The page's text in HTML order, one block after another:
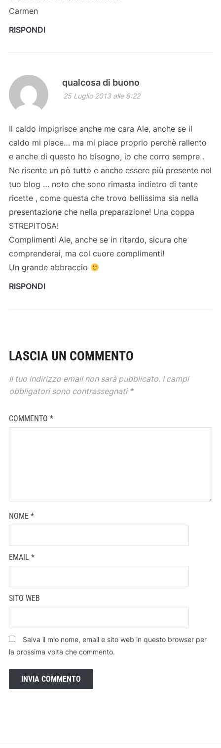
Carmen
RISPONDI
qualcosa di buono
25 Luglio 2013 alle 8:22
Il caldo impigrisce anche me cara Ale, anche se il
caldo mi piace… ma mi piace proprio perchè rallento
e anche di questo ho bisogno, io che corro sempre .
Ne risente un pò tutto e anche essere più presente nel
tuo blog … noto che sono rimasta indietro di tante
ricette , come questa che trovo bellissima sia nella
presentazione che nella preparazione! Una coppa
STREPITOSA!
Complimenti Ale, anche se in ritardo, sicura che
comprenderai, ma col cuore complimenti!
Un grande abbraccio
RISPONDI
LASCIA UN COMMENTO
Il tuo indirizzo email non sarà pubblicato. I campi
obbligatori sono contrassegnati *
COMMENTO *
NOME *
EMAIL *
SITO WEB
Salva il mio nome, email e sito web in questo browser per
la prossima volta che commento.